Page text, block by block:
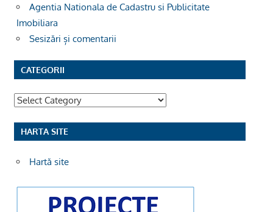
Agentia Nationala de Cadastru si Publicitate
Imobiliara
Sesizări și comentarii
CATEGORII
Categorii
HARTA SITE
Hartă site